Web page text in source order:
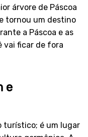
árvore de Páscoa
tornou um destino
a Páscoa e as
vai ficar de fora
e
turístico; é um lugar